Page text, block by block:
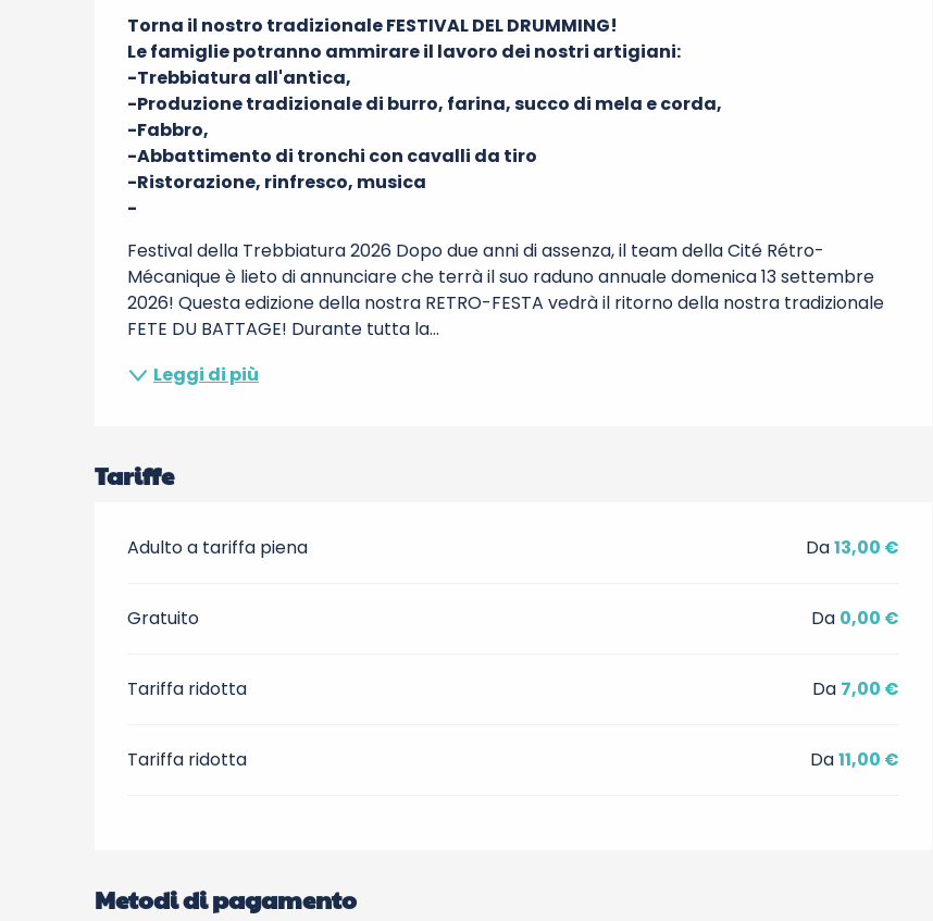
Torna il nostro tradizionale FESTIVAL DEL DRUMMING!
Le famiglie potranno ammirare il lavoro dei nostri artigiani:
-Trebbiatura all'antica,
-Produzione tradizionale di burro, farina, succo di mela e corda,
-Fabbro,
-Abbattimento di tronchi con cavalli da tiro
-Ristorazione, rinfresco, musica
-
Festival della Trebbiatura 2026 Dopo due anni di assenza, il team della Cité Rétro-
Mécanique è lieto di annunciare che terrà il suo raduno annuale domenica 13 settembre
2026! Questa edizione della nostra RETRO-FESTA vedrà il ritorno della nostra tradizionale
FETE DU BATTAGE! Durante tutta la...
Leggi di più
Tariffe
Adulto a tariffa piena Da13,00 €
Gratuito Da 0,00 €
Tariffa ridotta Da 7,00 €
Tariffa ridotta Da11,00 €
Metodi di pagamento